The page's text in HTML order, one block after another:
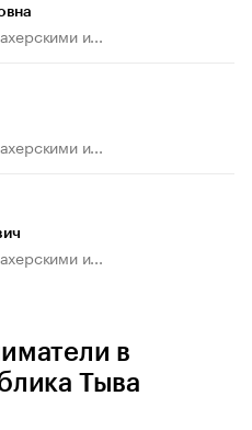
и...
и...
и...
в
Тыва